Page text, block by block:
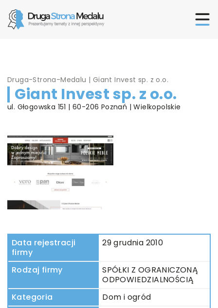
Druga-Strona-Medalu | Giant Invest sp. z o.o.
Giant Invest sp. z o.o.
ul. Głogowska 151 | 60-206 Poznań | Wielkopolskie
Data rejestracji
firmy
29 grudnia 2010
Rodzaj firmy
SPÓŁKI Z OGRANICZONĄ
ODPOWIEDZIALNOŚCIĄ
Kategoria
Dom i ogród